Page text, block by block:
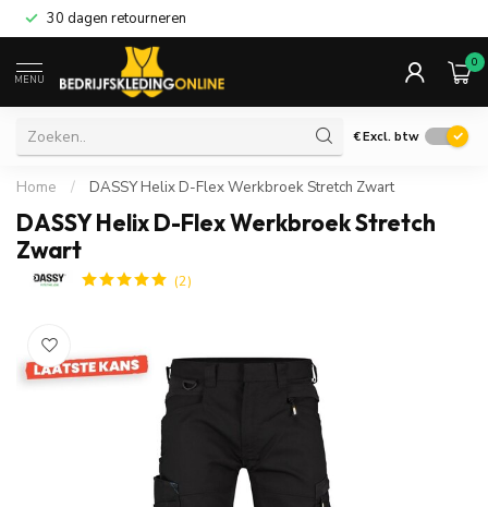
30 dagen retourneren
MENU
0
€Excl. btw
Home / DASSY Helix D-Flex Werkbroek Stretch Zwart
DASSY Helix D-Flex Werkbroek Stretch
Zwart
(2)